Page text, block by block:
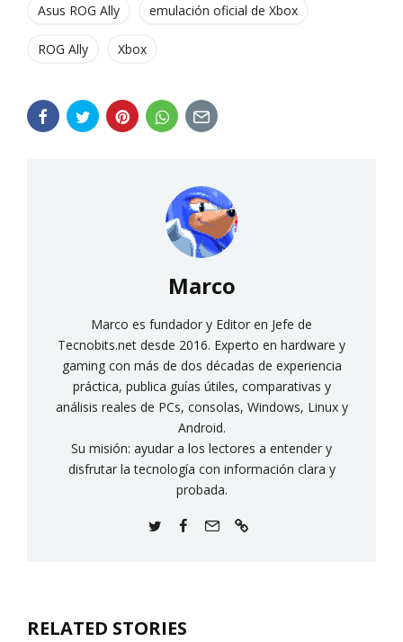
Asus ROG Ally emulación oficial de Xbox
ROG Ally Xbox
Marco
Marco es fundador y Editor en Jefe de
Tecnobits.net desde 2016. Experto en hardware y
gaming con más de dos décadas de experiencia
práctica, publica guías útiles, comparativas y
análisis reales de PCs, consolas, Windows, Linux y
Android.
Su misión: ayudar a los lectores a entender y
disfrutar la tecnología con información clara y
probada.
RELATED STORIES